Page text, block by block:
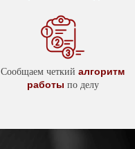
Сообщаем четкий алгоритм
работы по делу